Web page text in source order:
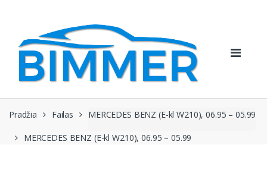
navigacijos
Pradžia Failas MERCEDES BENZ (E-kl W210), 06.95 – 05.99
MERCEDES BENZ (E-kl W210), 06.95 – 05.99